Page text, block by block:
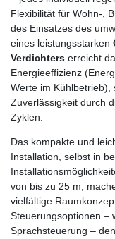
Flexibilität für Wohn-,
des Einsatzes des
eines leistungsstarken
Verdichters erreicht
Energieeffizienz
Werte im
Zuverlässigkeit durch
Zyklen.
Das kompakte und
Installation, selbst in
von bis zu 25 m,
vielfältige
Steuerungsoptionen –
Sprachsteuerung –